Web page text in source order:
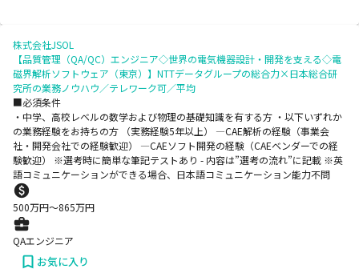
株式会社JSOL
【品質管理（QA/QC）エンジニア◇世界の電気機器設計・開発を支える◇電
磁界解析ソフトウェア（東京）】NTTデータグループの総合力×日本総合研
究所の業務ノウハウ／テレワーク可／平均
■必須条件
・中学、高校レベルの数学および物理の基礎知識を有する方 ・以下いずれか
の業務経験をお持ちの方 （実務経験5年以上） ―CAE解析の経験（事業会
社・開発会社での経験歓迎） ―CAEソフト開発の経験（CAEベンダーでの経
験歓迎） ※選考時に簡単な筆記テストあり - 内容は”選考の流れ”に記載 ※英
語コミュニケーションができる場合、日本語コミュニケーション能力不問
500万円〜865万円
QAエンジニア
お気に入り